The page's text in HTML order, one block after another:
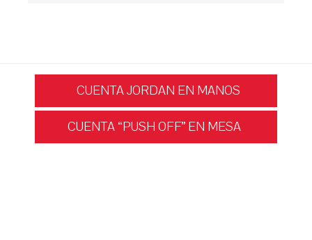
NavegaciónCUENTA JORDAN EN MANOS
CUENTA “PUSH OFF” EN MESA